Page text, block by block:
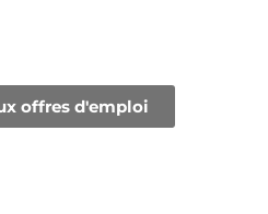
offres d'emploi